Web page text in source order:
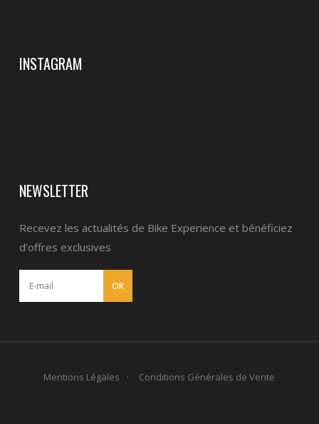
INSTAGRAM
NEWSLETTER
Recevez les actualités de Bike Experience et bénéficiez
d’offres exclusives
Mentions Légales Conditions Générales de Vente